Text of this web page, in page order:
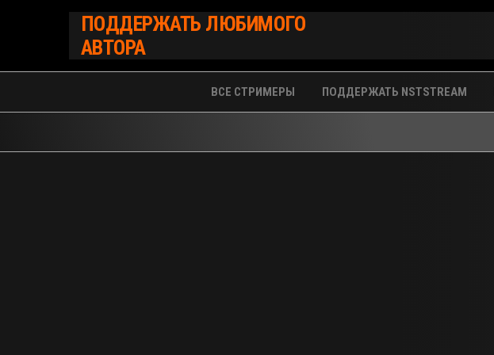
содержимому
ПОДДЕРЖАТЬ ЛЮБИМОГО
АВТОРА
ВСЕ СТРИМЕРЫ ПОДДЕРЖАТЬ NSTSTREAM